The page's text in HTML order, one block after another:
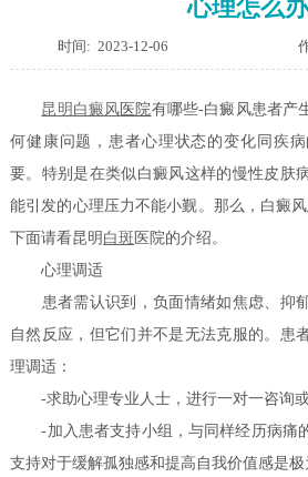
心理怎么办
时间: 2023-12-06
昆明 白癜风 医院有哪些-白癜风患者产
何健康问题，患者心理状态的变化同疾
要。特别是在类似白癜风这样的慢性皮肤
能引发的心理压力不能小觐。那么，白癜
下面请看昆明 白斑 医院的介绍。
心理调适
患者需认识到，负面情绪如焦虑、抑
自然反应，但它们并不是无法克服的。患
理调适：
-求助心理专业人士，进行一对一咨询
-加入患者支持小组，与同样经历病痛
支持对于缓解孤独感和提高自我价值感是极